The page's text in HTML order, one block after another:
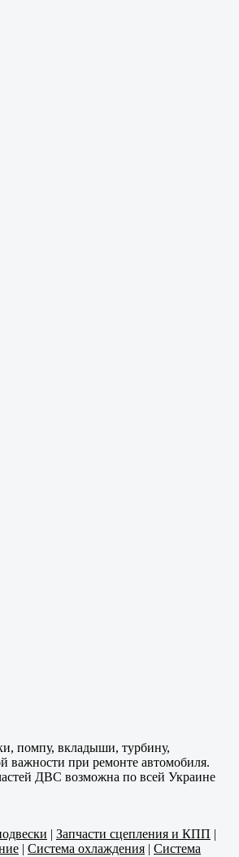
помпу, вкладыши, турбину,
важности при ремонте автомобиля.
ДВС возможна по всей Украине
| Запчасти сцепления и КПП |
| Система охлаждения | Система